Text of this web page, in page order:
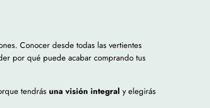
Conocer desde todas las vertientes
por qué puede acabar comprando tus
tendrás una visión integral y elegirás